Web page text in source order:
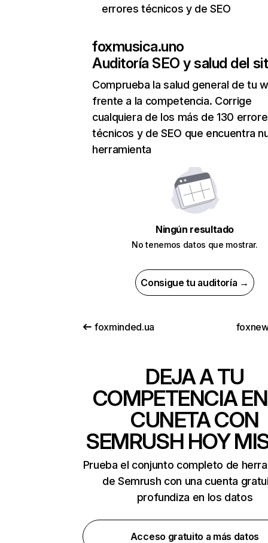
errores técnicos y de SEO
foxmusica.uno
Auditoría SEO y salud del
Comprueba la salud general de tu
frente a la competencia. Corrige
cualquiera de los más de 130
técnicos y de SEO que encuentra
herramienta
Ningún resultado
No tenemos datos que mostrar.
Consigue tu auditoría →
foxminded.ua
DEJA A TU
COMPETENCIA
CUNETA CON
SEMRUSH HOY
Prueba el conjunto completo de
de Semrush con una cuenta
profundiza en los datos
Acceso gratuito a más datos